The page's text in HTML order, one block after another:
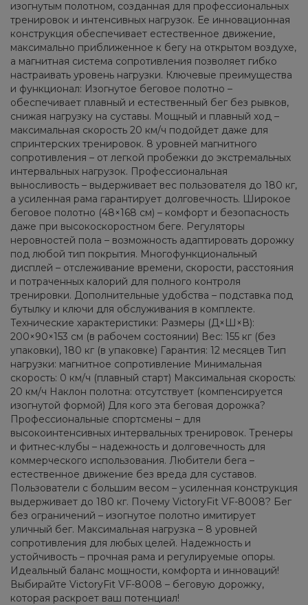
изогнутым полотном, созданная для профессиональных
тренировок и интенсивных нагрузок. Ее инновационная
конструкция обеспечивает естественное движение,
максимально приближенное к бегу на открытом воздухе,
а магнитная система сопротивления позволяет гибко
настраивать уровень нагрузки. Ключевые преимущества
и функционал: Изогнутое беговое полотно –
обеспечивает плавный и естественный бег без рывков,
снижая нагрузку на суставы. Мощный и плавный ход –
максимальная скорость 20 км/ч подойдет даже для
спринтерских тренировок. 8 уровней магнитного
сопротивления – от легкой пробежки до экстремальных
интервальных нагрузок. Профессиональная
выносливость – выдерживает вес пользователя до 180 кг,
а усиленная рама гарантирует долговечность. Широкое
беговое полотно (48×168 см) – комфорт и безопасность
даже при высокоскоростном беге. Регуляторы
неровностей пола – возможность адаптировать дорожку
под любой тип покрытия. Многофункциональный
дисплей – отслеживание времени, скорости, расстояния
и потраченных калорий для полного контроля
тренировки. Дополнительные удобства – подставка под
бутылку и ключи для обслуживания в комплекте.
Технические характеристики: Размеры (Д×Ш×В):
200×90×153 см (в рабочем состоянии) Вес: 155 кг (без
упаковки), 180 кг (в упаковке) Гарантия: 12 месяцев Тип
нагрузки: магнитное сопротивление Минимальная
скорость: 0 км/ч (плавный старт) Максимальная скорость:
20 км/ч Наклон полотна: отсутствует (компенсируется
изогнутой формой) Для кого эта беговая дорожка?
Профессиональные спортсмены – для
высокоинтенсивных интервальных тренировок. Тренеры
и фитнес-клубы – надежность и долговечность для
коммерческого использования. Любители бега –
естественное движение без вреда для суставов.
Пользователи с большим весом – усиленная конструкция
выдерживает до 180 кг. Почему VictoryFit VF-8008? Бег
без ограничений – изогнутое полотно имитирует
уличный бег. Максимальная нагрузка – 8 уровней
сопротивления для любых целей. Надежность и
устойчивость – прочная рама и регулируемые опоры.
Идеальный баланс мощности, комфорта и инноваций!
Выбирайте VictoryFit VF-8008 – беговую дорожку,
которая раскроет ваш потенциал!